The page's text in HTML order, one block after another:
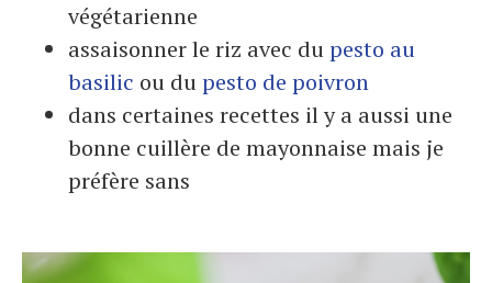
végétarienne
assaisonner le riz avec dupesto au
basilic ou dupesto de poivron
dans certaines recettes il y a aussi une
bonne cuillère de mayonnaise mais je
préfère sans